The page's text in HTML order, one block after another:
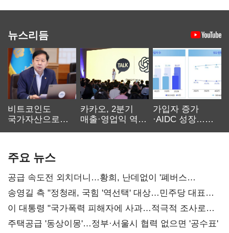
뉴스리듬
비트코인도
국가자산으로…'
카카오, 2분기
매출·영업익 역대
가입자 증가
·AIDC 성장…
주요 뉴스
공급 속도전 외치더니…황희, 난데없이 '폐버스
리모델링' 제안
송영길 측 "정청래, 국힘 '역선택' 대상…민주당 대표로
총선 지휘 못해"
이 대통령 "국가폭력 피해자에 사과…적극적 조사로
진실 밝혀야"
주택공급 '동상이몽'…정부·서울시 협력 없으면 '공수표'